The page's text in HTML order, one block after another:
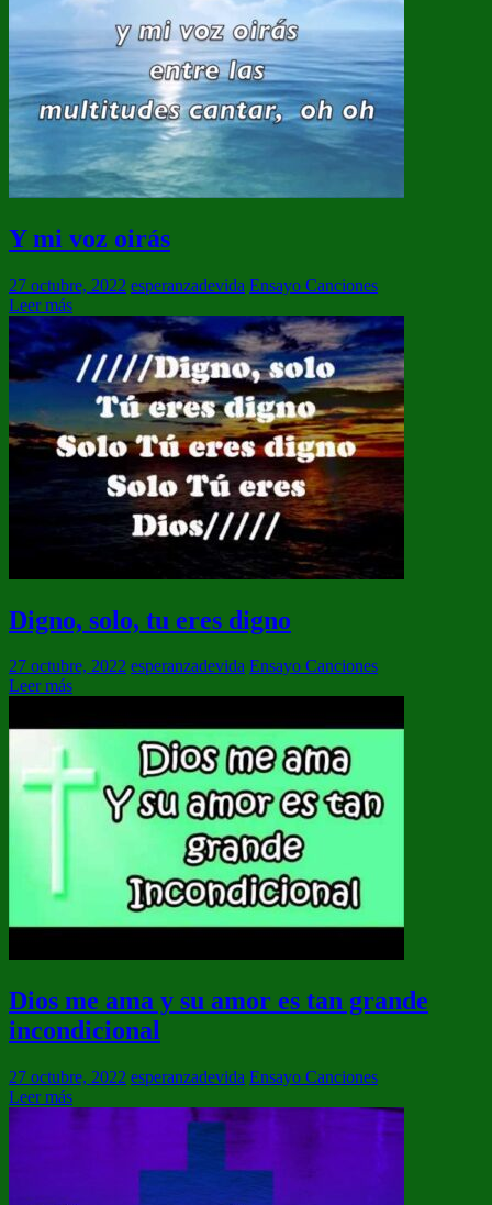
Y mi voz oirás
27 octubre, 2022 esperanzadevida Ensayo Canciones
Leer más
Digno, solo, tu eres digno
27 octubre, 2022 esperanzadevida Ensayo Canciones
Leer más
Dios me ama y su amor es tan grande
incondicional
27 octubre, 2022 esperanzadevida Ensayo Canciones
Leer más